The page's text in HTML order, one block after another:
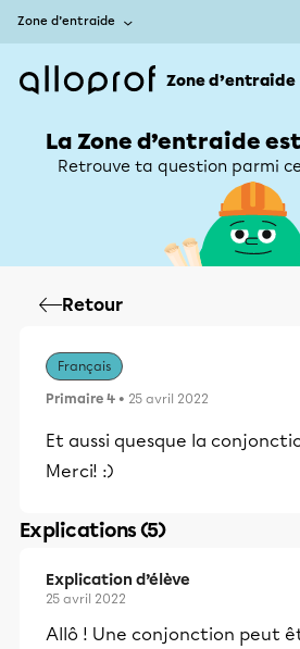
Zone d’entraide
Zone d’entraide
La Zone d’entraide
Retrouve ta question parmi
Retour
Français
Primaire 4 • 25 avril 2022
Et aussi quesque la
Merci! :)
Explications (5)
Explication d’élève
25 avril 2022
Allô ! Une conjonction peut